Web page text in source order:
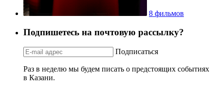
8 фильмов
Подпишетесь на почтовую рассылку?
Подписаться
Раз в неделю мы будем писать о предстоящих событиях
в Казани.